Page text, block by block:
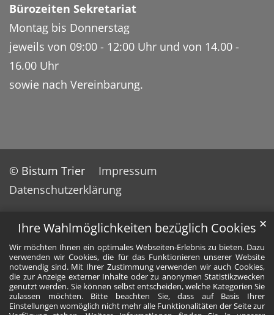
Ihre Wahlmöglichkeiten bezüglich Cookies
Wir möchten Ihnen ein optimales Webseiten-Erlebnis zu bieten. Dazu
verwenden wir Cookies, die für das Funktionieren unserer Website
notwendig sind. Mit Ihrer Zustimmung verwenden wir auch Cookies,
die zur Anzeige externer Inhalte oder zu anonymen Statistikzwecken
genutzt werden. Sie können selbst entscheiden, welche Kategorien Sie
zulassen möchten. Bitte beachten Sie, dass auf Basis Ihrer
Einstellungen womöglich nicht mehr alle Funktionalitäten der Seite zur
✕
Bürozeiten Sekretariat
Montag bis Donnerstag
jeweils von 09:00 - 12:00 Uhr und von 14.00 -
16.00 Uhr
sowie nach Vereinbarung.
© Bistum Trier
Impressum
Datenschutzerklärung